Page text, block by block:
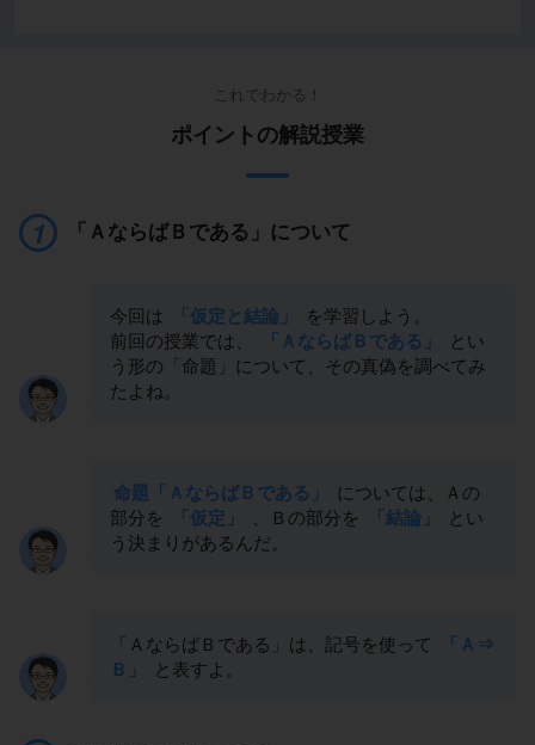
これでわかる！
ポイントの解説授業
「ＡならばＢである」について
今回は 「仮定と結論」
を学習しよう。
前回の授業では、
「ＡならばＢである」
とい
う形の「命題」について、その真偽を調べてみ
たよね。
命題「ＡならばＢである」
については、Ａの
部分を
「仮定」 、Ｂの部分を 「結論」
とい
う決まりがあるんだ。
「ＡならばＢである」は、記号を使って
「Ａ⇒
Ｂ」
と表すよ。